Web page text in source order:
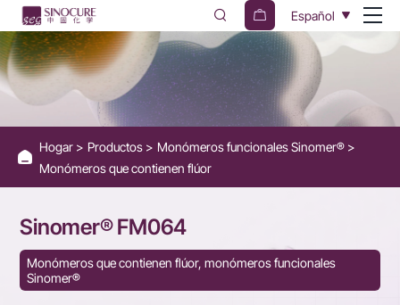
Sinomer®
FM064
Español
Hogar Productos
Monómeros funcionales Sinomer®
Monómeros que contienen flúor
Sinomer® FM064
Monómeros que contienen flúor, monómeros funcionales
Sinomer®